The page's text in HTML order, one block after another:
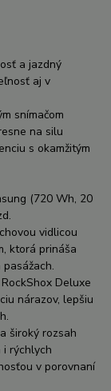
a jazdný
aj v
snímačom
na silu
s okamžitým
(720 Wh, 20
vidlicou
ktorá prináša
Deluxe
nárazov, lepšiu
široký rozsah
i rýchlych
v porovnaní